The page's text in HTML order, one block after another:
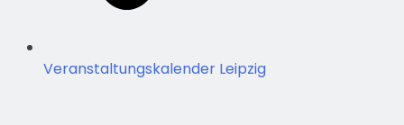
Veranstaltungskalender Leipzig